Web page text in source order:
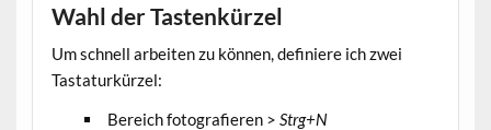
Wahl der Tastenkürzel
Um schnell arbeiten zu können, definiere ich zwei
Tastaturkürzel:
Bereich fotografieren >Strg+N